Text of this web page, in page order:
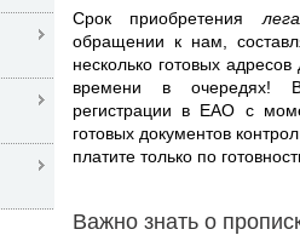
Срок приобретения
обращении к нам,
несколько готовых
времени в очередях!
регистрации в ЕАО с
готовых документов
платите только по
Важно знать о